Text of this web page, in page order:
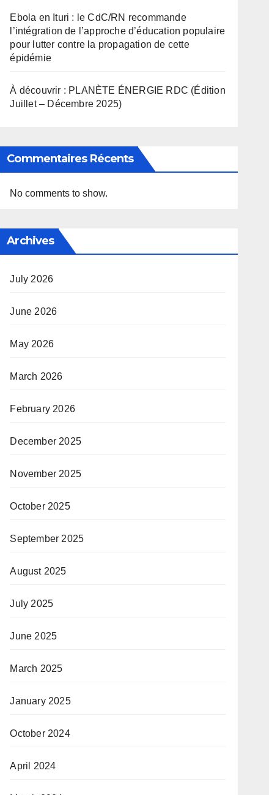
Ebola en Ituri : le CdC/RN recommande
l’intégration de l’approche d’éducation populaire
pour lutter contre la propagation de cette
épidémie
À découvrir : PLANÈTE ÉNERGIE RDC (Édition
Juillet – Décembre 2025)
Commentaires Récents
No comments to show.
Archives
July 2026
June 2026
May 2026
March 2026
February 2026
December 2025
November 2025
October 2025
September 2025
August 2025
July 2025
June 2025
March 2025
January 2025
October 2024
April 2024